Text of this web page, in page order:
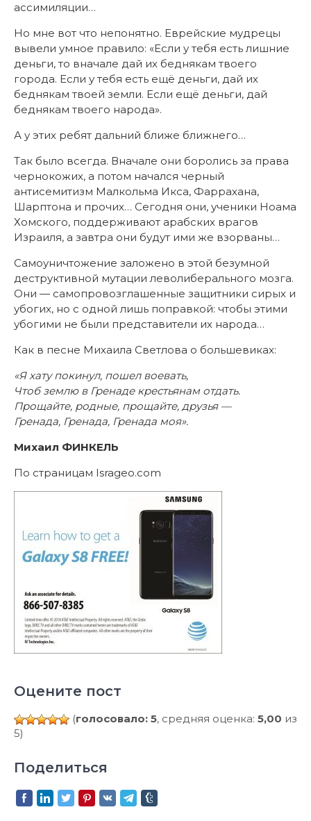
ассимиляции…
Но мне вот что непонятно. Еврейские мудрецы
вывели умное правило: «Если у тебя есть лишние
деньги, то вначале дай их беднякам твоего
города. Если у тебя есть ещё деньги, дай их
беднякам твоей земли. Если ещё деньги, дай
беднякам твоего народа».
А у этих ребят дальний ближе ближнего…
Так было всегда. Вначале они боролись за права
чернокожих, а потом начался черный
антисемитизм Малкольма Икса, Фаррахана,
Шарптона и прочих… Сегодня они, ученики Ноама
Хомского, поддерживают арабских врагов
Израиля, а завтра они будут ими же взорваны…
Самоуничтожение заложено в этой безумной
деструктивной мутации леволиберального мозга.
Они — самопровозглашенные защитники сирых и
убогих, но с одной лишь поправкой: чтобы этими
убогими не были представители их народа…
Как в песне Михаила Светлова о большевиках:
«Я хату покинул, пошел воевать,
Чтоб землю в Гренаде крестьянам отдать.
Прощайте, родные, прощайте, друзья —
Гренада, Гренада, Гренада моя».
Михаил ФИНКЕЛЬ
По страницам Isrageo.com
Оцените пост
(голосовало: 5, средняя оценка: 5,00 из
5)
Поделиться